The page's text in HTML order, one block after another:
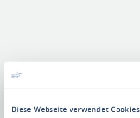
Diese Webseite verwendet Cookies